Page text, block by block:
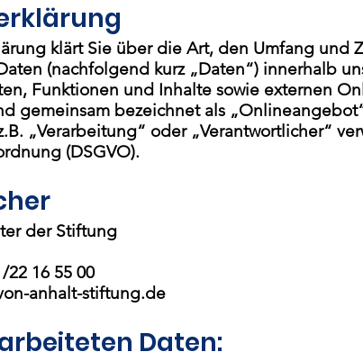
klärt Sie über die Art, den Umfang und
(nachfolgend kurz „Daten“) innerhalb
Funktionen und Inhalte sowie externen
gemeinsam bezeichnet als
„Verarbeitung“ oder „Verantwortlicher“
(DSGVO).
der Stiftung
22 16 55 00
anhalt-stiftung.de
Daten: